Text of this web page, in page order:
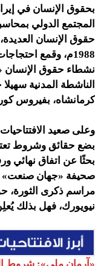
بحقوق الإنسان في
المجتمع الدولي
حقوق الإنسان
1988م، وقمع احتجاجات نوفمبر 2019م». كما
نشطاء حقوق الإنسان
الناشطة المدنية
كرمانشاه، بفيروس كورونا،
وعلى صعيد
بضع حقائق وشروط
بحثًا عن اتفاق نهائي
صحيفة «جهان صنعت»
مراسم ذكرى الثورة،
نيويورك، فهل بذلك